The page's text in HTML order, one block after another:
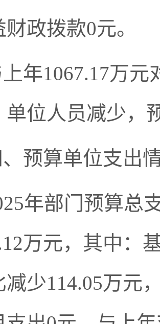
政拨款0元。
年1067.17万
单位人员减少，
、预算单位支出
年部门预算总
万元，其中：
减少114.05万元